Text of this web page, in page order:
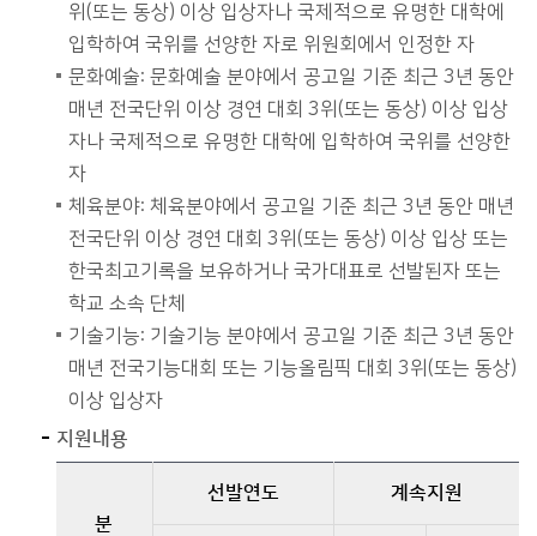
위(또는 동상) 이상 입상자나 국제적으로 유명한 대학에
입학하여 국위를 선양한 자로 위원회에서 인정한 자
문화예술: 문화예술 분야에서 공고일 기준 최근 3년 동안
매년 전국단위 이상 경연 대회 3위(또는 동상) 이상 입상
자나 국제적으로 유명한 대학에 입학하여 국위를 선양한
자
체육분야: 체육분야에서 공고일 기준 최근 3년 동안 매년
전국단위 이상 경연 대회 3위(또는 동상) 이상 입상 또는
한국최고기록을 보유하거나 국가대표로 선발된자 또는
학교 소속 단체
기술기능: 기술기능 분야에서 공고일 기준 최근 3년 동안
매년 전국기능대회 또는 기능올림픽 대회 3위(또는 동상)
이상 입상자
지원내용
분
선발연도 계속지원